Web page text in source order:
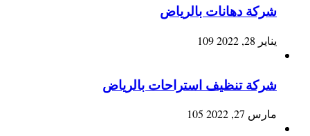
شركة دهانات بالرياض
يناير 28, 2022 109
شركة تنظيف استراحات بالرياض
مارس 27, 2022 105